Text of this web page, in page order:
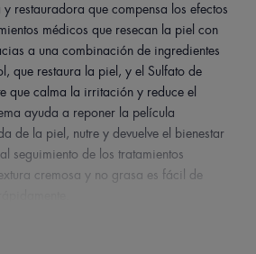
restauradora que compensa los efectos
médicos que resecan la piel con
a una combinación de ingredientes
que restaura la piel, y el Sulfato de
que calma la irritación y reduce el
ayuda a reponer la película
de la piel, nutre y devuelve el bienestar
seguimiento de los tratamientos
cremosa y no grasa es fácil de